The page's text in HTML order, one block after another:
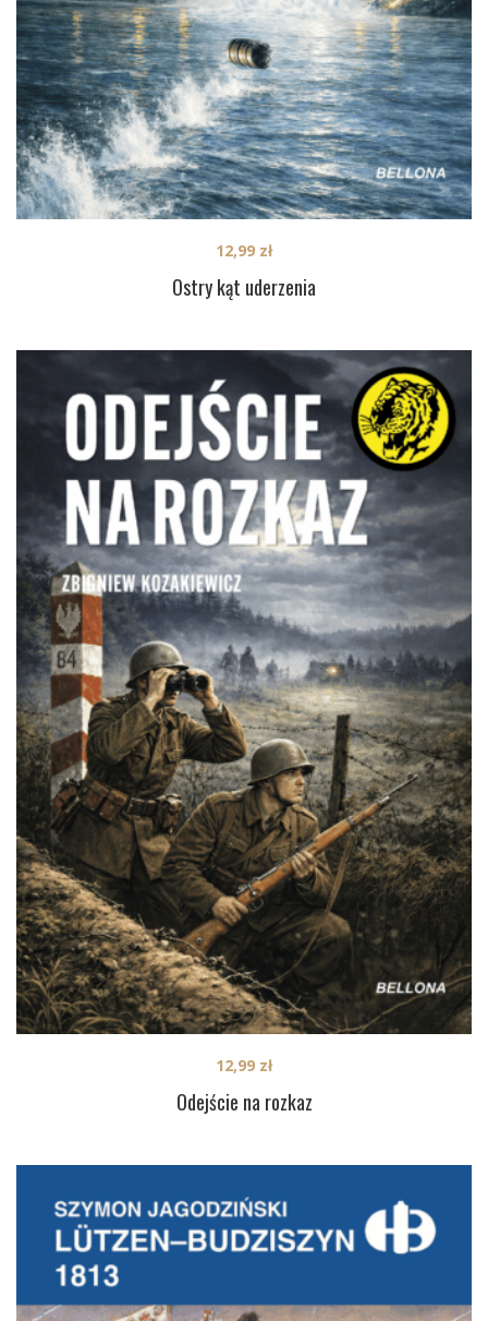
Ostry kąt uderzenia
12,99 zł
Odejście na rozkaz
12,99 zł